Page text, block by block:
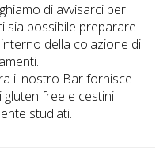
di avvisarci per
sia possibile preparare
della colazione di
il nostro Bar fornisce
free e cestini
studiati.